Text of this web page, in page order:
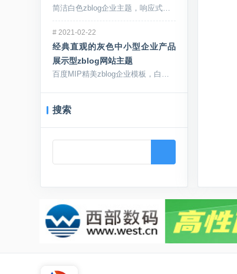
简洁白色zblog企业主题，响应式自适...
# 2021-02-22
经典直观的灰色中小型企业产品
展示型zblog网站主题
搜索